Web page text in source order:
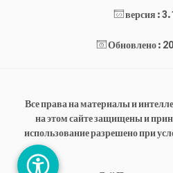
версия :
Обновлено :
Все права на материалы и
на этом сайте защищены и
использование разрешено при